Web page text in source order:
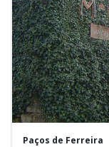
Paços de Ferreira